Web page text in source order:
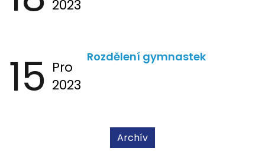
2023
15 Pro
2023
Rozdělení gymnastek
Archív